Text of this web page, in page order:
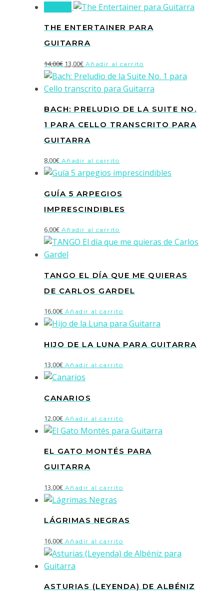
THE ENTERTAINER PARA
GUITARRA
14,00€ El
precio
original
14,00€.
13,00€El
precio
actual
13,00€.
Añadir al carrito
BACH: PRELUDIO DE LA SUITE NO.
1 PARA CELLO TRANSCRITO PARA
GUITARRA
8,00€ Añadir al carrito
GUÍA 5 ARPEGIOS
IMPRESCINDIBLES
6,00€ Añadir al carrito
TANGO EL DÍA QUE ME QUIERAS
DE CARLOS GARDEL
16,00€ Añadir al carrito
HIJO DE LA LUNA PARA GUITARRA
13,00€ Añadir al carrito
CANARIOS
12,00€ Añadir al carrito
EL GATO MONTÉS PARA
GUITARRA
13,00€ Añadir al carrito
LÁGRIMAS NEGRAS
16,00€ Añadir al carrito
ASTURIAS (LEYENDA) DE ALBÉNIZ